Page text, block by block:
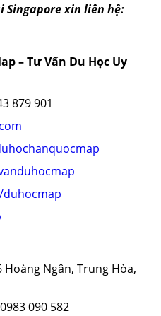
Singapore xin liên hệ:
– Tư Vấn Du Học Uy
879 901
Hoàng Ngân, Trung Hòa,
090 582